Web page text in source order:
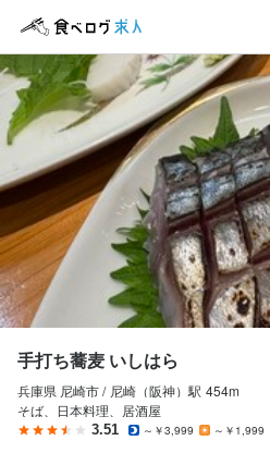
ログイン・無
食べログ求人TOP
求人検索
マイページ管理
気になる求人
検索履歴・保存した条件
手打ち蕎麦 いしはら
兵庫県 尼崎市 / 尼崎（阪神） 駅 454m
そば、日本料理、居酒屋
3.51 ～￥3,999 ～￥1,999
正社員 手打ち蕎麦 いしはら
調理師・調理スタッ
調理師・調理スタッフ
月給238,500円〜300,000円
ボーナス・賞与あり 昇給あり 交通費支給
インセンティブあり
給与手渡しOK
勤務時間
10:00〜22:00休憩３時間
転勤なし
応募
正社員 手打ち蕎麦 いしはら
調理師・調理スタッ
調理師・調理スタッフ
月給238,500円〜300,000円
ボーナス・賞与あり 昇給あり 交通費支給
インセンティブあり
給与手渡しOK
勤務時間
10:00〜22:00休憩３時間
転勤なし
応募